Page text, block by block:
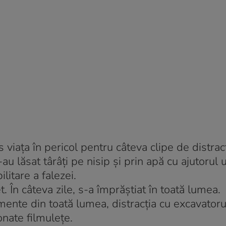
în pericol pentru câteva clipe de
lăsat târâţi pe nisip şi prin apă cu ajutorul
a falezei.
În câteva zile, s-a împrăştiat în toată lumea.
din toată lumea, distracţia cu
filmuleţe.